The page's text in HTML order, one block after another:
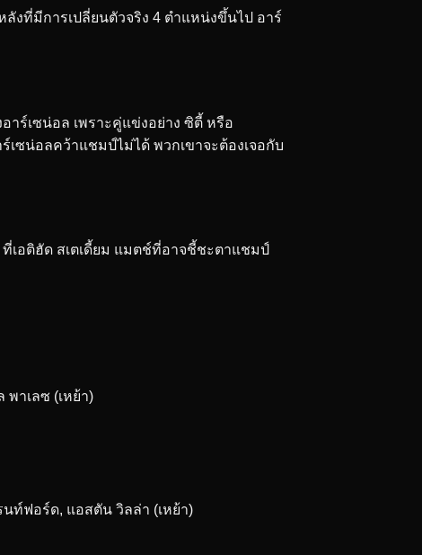
งที่มีการเปลี่ยนตัวจริง 4 ตำแหน่งขึ้นไป อาร์
ร์เซน่อล เพราะคู่แข่งอย่าง ซิตี้ หรือ
ซน่อลคว้าแชมป์ไม่ได้ พวกเขาจะต้องเจอกับ
เอติฮัด สเตเดี้ยม แมตช์ที่อาจชี้ชะตาแชมป์
พาเลซ (เหย้า)
ท์ฟอร์ด, แอสตัน วิลล่า (เหย้า)